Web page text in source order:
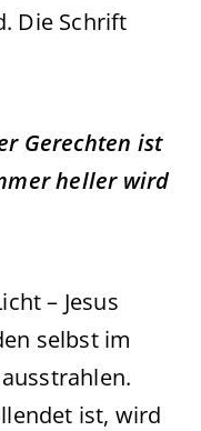
Die Schrift
Gerechten ist
heller wird
– Jesus
selbst im
ist, wird